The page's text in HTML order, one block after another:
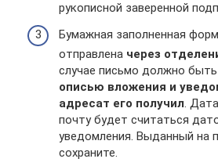
рукописной заверенной
Бумажная заполненная
отправлена через
случае письмо должно быть
описью вложения и
адресат его получил.
почту будет считаться
уведомления. Выданный на
сохраните.